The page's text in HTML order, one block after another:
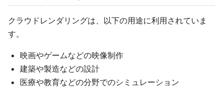
クラウドレンダリングは、以下の用途に利用されていま
す。
映画やゲームなどの映像制作
建築や製造などの設計
医療や教育などの分野でのシミュレーション